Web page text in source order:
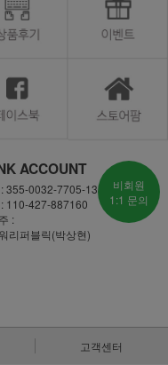
ACCOUNT
355-0032-7705-13
110-427-887160
:
리퍼블릭(박상현)
비회원
1:1 문의
고객센터